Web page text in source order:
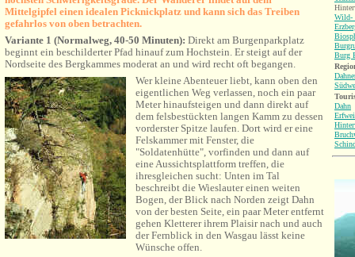
Mittelgipfel einen idealen Picknickplatz und kann sich das Treiben
gefahrlos von oben betrachten.
Variante 1 (Normalweg, 40-50 Minuten): Direkt am Burgenparkplatz
beginnt ein beschilderter Pfad hinauf zum Hochstein. Er steigt auf der
Nordseite des Bergkammes moderat an und wird recht oft begangen.
Wer kleine Abenteuer liebt, kann oben den
eigentlichen Weg verlassen, noch ein paar
Meter hinaufsteigen und dann direkt auf
dem felsbestückten langen Kamm zu dessen
vorderster Spitze laufen. Dort wird er eine
Felskammer mit Fenster, die
"Soldatenhütte", vorfinden und dann auf
eine Aussichtsplattform treffen, die
ihresgleichen sucht: Unten im Tal
beschreibt die Wieslauter einen weiten
Bogen, der Blick nach Norden zeigt Dahn
von der besten Seite, ein paar Meter entfernt
gehen Kletterer ihrem Plaisir nach und auch
der Fernblick in den Wasgau lässt keine
Wünsche offen.
Wild-
Burg
Dahn